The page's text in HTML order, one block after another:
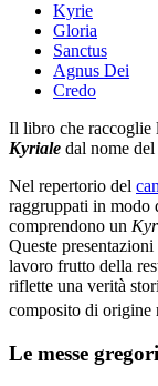
Kyrie
Gloria
Sanctus
Agnus Dei
Credo
Il libro che raccoglie
Kyriale dal nome
Nel repertorio del
raggruppati in modo
comprendono un
Queste
lavoro frutto della
riflette una verità
composito di origine
Le messe